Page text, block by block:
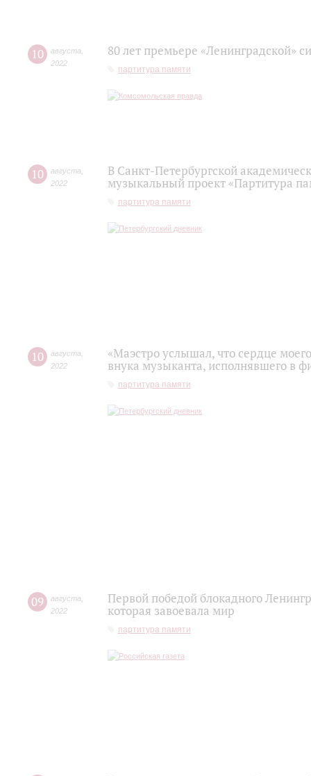
10 августа
2022
80 лет премьере «Ленинградской»
партитура памяти
10 августа
2022
В Санкт-Петербургской
музыкальный проект «Партитура
партитура памяти
10 августа
2022
«Маэстро услышал, что сердце
внука музыканта, исполнявшего в
партитура памяти
09 августа
2022
Первой победой блокадного
которая завоевала мир
партитура памяти